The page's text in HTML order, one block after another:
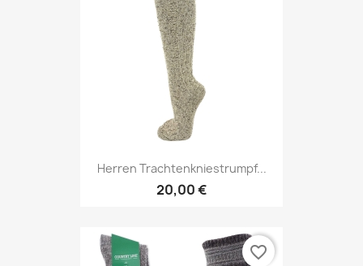
Herren Trachtenkniestrumpf...
20,00 €
favorite_border